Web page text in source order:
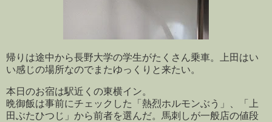
帰りは途中から長野大学の学生がたくさん乗車。上田はい
い感じの場所なのでまたゆっくりと来たい。
本日のお宿は駅近くの東横イン。
晩御飯は事前にチェックした「熱烈ホルモンぶう」、「上
田ぶたひつじ」から前者を選んだ。馬刺しが一般店の値段